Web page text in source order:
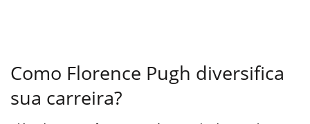
Como Florence Pugh diversifica
sua carreira?